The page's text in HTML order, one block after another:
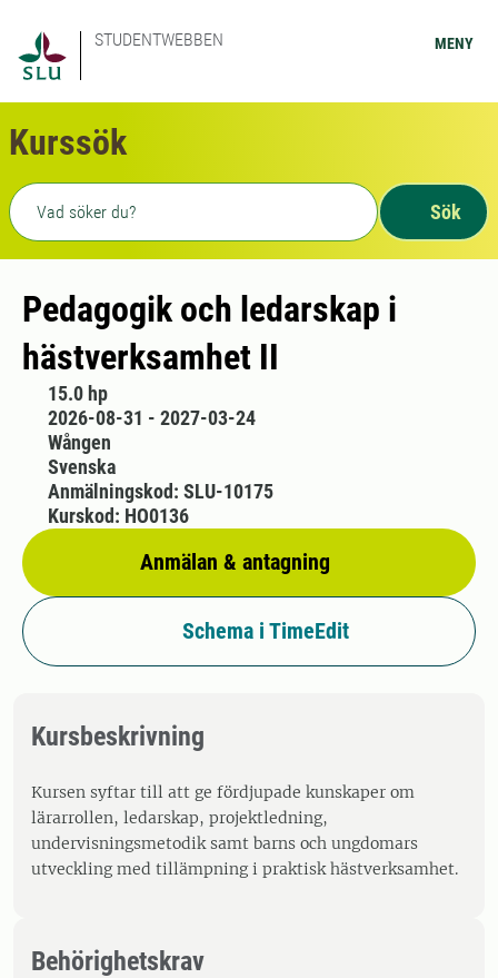
STUDENTWEBBEN MENY
Kurssök
Fritext sökning
Sök
Pedagogik och ledarskap i
hästverksamhet II
15.0 hp
2026-08-31 - 2027-03-24
Wången
Svenska
Anmälan & antagning
Anmälningskod: SLU-10175
Kurskod: HO0136
Schema i TimeEdit
Kursbeskrivning
Kursen syftar till att ge fördjupade kunskaper om
lärarrollen, ledarskap, projektledning,
undervisningsmetodik samt barns och ungdomars
utveckling med tillämpning i praktisk hästverksamhet.
Behörighetskrav